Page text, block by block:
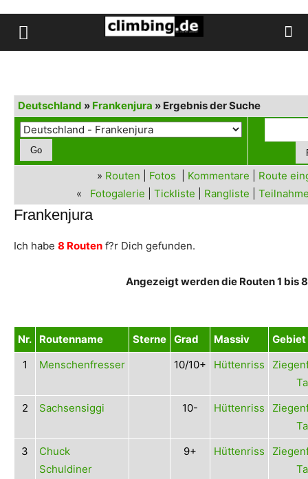
Deutschland » Frankenjura » Ergebnis der Suche
» Routen Fotos Kommentare
Route
« Fotogalerie Tickliste Rangliste
Frankenjura
Ich habe 8 Routen f?r Dich gefunden.
Angezeigt werden die Routen 1 bis 8
Nr. Routenname Sterne Grad Massiv
Gebiet
1
Menschenfresser 10/10+ Hüttenriss
2
Sachsensiggi 10- Hüttenriss
3
Chuck
Schuldiner
9+ Hüttenriss